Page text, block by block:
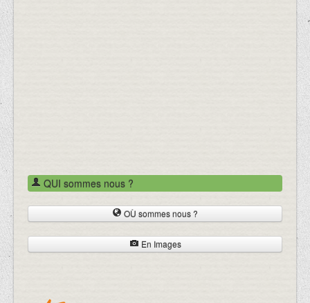
QUI sommes nous ?
OÙ sommes nous ?
En Images